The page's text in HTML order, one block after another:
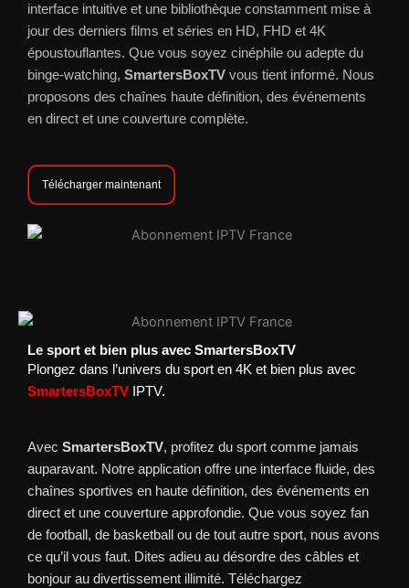
interface intuitive et une bibliothèque constamment mise à
jour des derniers films et séries en HD, FHD et 4K
époustouflantes. Que vous soyez cinéphile ou adepte du
binge-watching, SmartersBoxTV vous tient informé. Nous
proposons des chaînes haute définition, des événements
en direct et une couverture complète.
Télécharger maintenant
Le sport et bien plus avec SmartersBoxTV
Plongez dans l’univers du sport en 4K et bien plus avec
SmartersBoxTV
IPTV.
Avec SmartersBoxTV, profitez du sport comme jamais
auparavant. Notre application offre une interface fluide, des
chaînes sportives en haute définition, des événements en
direct et une couverture approfondie. Que vous soyez fan
de football, de basketball ou de tout autre sport, nous avons
ce qu’il vous faut. Dites adieu au désordre des câbles et
bonjour au divertissement illimité. Téléchargez